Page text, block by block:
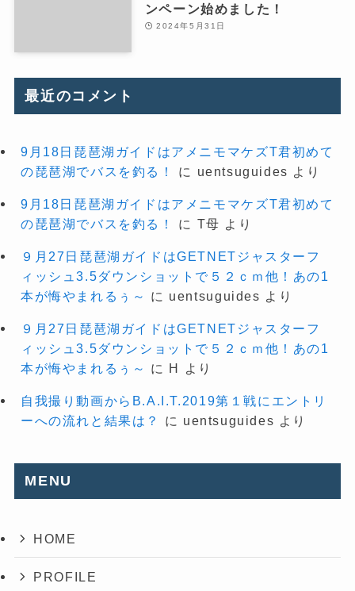
ンペーン始めました！
2024年5月31日
最近のコメント
9月18日琵琶湖ガイドはアメニモマケズT君初めて
の琵琶湖でバスを釣る！
に uentsuguides より
9月18日琵琶湖ガイドはアメニモマケズT君初めて
の琵琶湖でバスを釣る！
に T母 より
９月27日琵琶湖ガイドはGETNETジャスターフ
ィッシュ3.5ダウンショットで５２ｃｍ他！あの1
本が悔やまれるぅ～
に uentsuguides より
９月27日琵琶湖ガイドはGETNETジャスターフ
ィッシュ3.5ダウンショットで５２ｃｍ他！あの1
本が悔やまれるぅ～
に H より
自我撮り動画からB.A.I.T.2019第１戦にエントリ
ーへの流れと結果は？
に uentsuguides より
MENU
HOME
PROFILE